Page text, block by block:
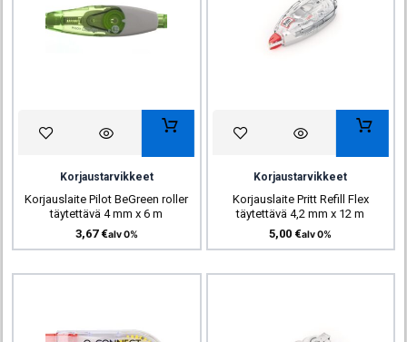
Korjaustarvikkeet
Korjauslaite Pilot BeGreen roller
täytettävä 4 mm x 6 m
3,67 €alv 0%
Korjaustarvikkeet
Korjauslaite Pritt Refill Flex
täytettävä 4,2 mm x 12 m
5,00 €alv 0%